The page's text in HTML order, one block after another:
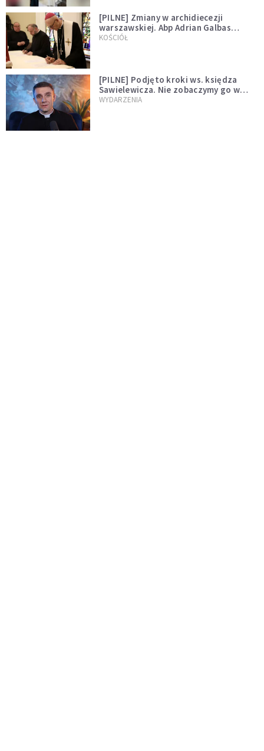
[PILNE] Zmiany w archidiecezji
warszawskiej. Abp Adrian Galbas
wręczył dekrety nowym proboszczom
KOŚCIÓŁ
[PILNE] Podjęto kroki ws. księdza
Sawielewicza. Nie zobaczymy go w
mediach
WYDARZENIA